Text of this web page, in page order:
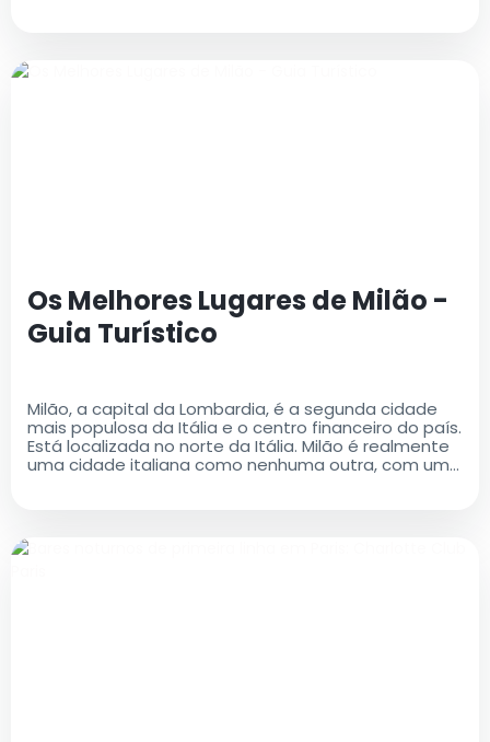
Os Melhores Lugares de Milão -
Guia Turístico
Milão, a capital da Lombardia, é a segunda cidade
mais populosa da Itália e o centro financeiro do país.
Está localizada no norte da Itália. Milão é realmente
uma cidade italiana como nenhuma outra, com uma